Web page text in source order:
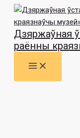
Перейти
содержимому
Дзяржаўная
раённы
MENU